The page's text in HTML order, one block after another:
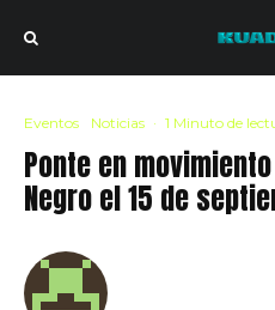
Eventos Noticias · 1 Minuto de
Ponte en
Negro el 15 de